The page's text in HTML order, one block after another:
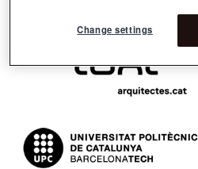
Change settings